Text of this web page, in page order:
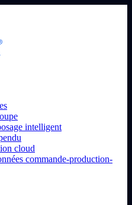
intelligent
cloud
commande-production-